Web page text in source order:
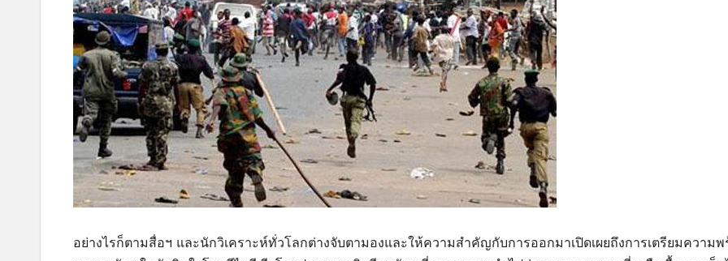
อย่างไรก็ตามสื่อฯ และนักวิเคราะห์ทั่วโลกต่างจับตามองและให้ความสำคัญกับการออกมาเปิดเผยถึงการเตรียมความ